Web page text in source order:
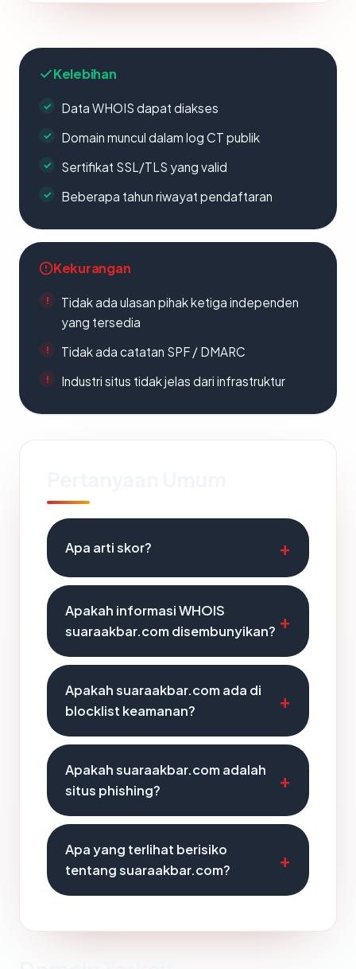
Kelebihan
Data WHOIS dapat diakses
Domain muncul dalam log CT publik
Sertifikat SSL/TLS yang valid
Beberapa tahun riwayat pendaftaran
Kekurangan
Tidak ada ulasan pihak ketiga independen
yang tersedia
Tidak ada catatan SPF / DMARC
Industri situs tidak jelas dari infrastruktur
Apa arti skor?
Apakah informasi WHOIS
suaraakbar.com disembunyikan?
Apakah suaraakbar.com ada di
blocklist keamanan?
Apakah suaraakbar.com adalah
situs phishing?
Apa yang terlihat berisiko
tentang suaraakbar.com?